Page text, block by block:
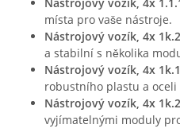
místa pro vaše nástroje.
Nástrojový vozík, 4x
a stabilní s několika
Nástrojový vozík, 4x
robustního plastu a
Nástrojový vozík, 4x
vyjímatelnými moduly